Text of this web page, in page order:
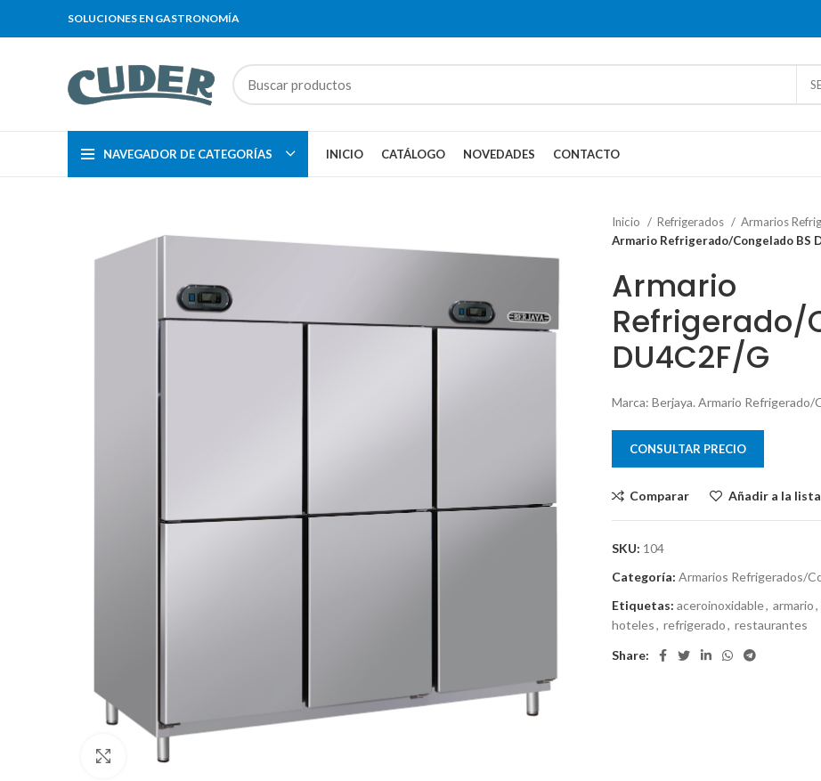
SOLUCIONES EN GASTRONOMÍA
NAVEGADOR DE CATEGORÍAS INICIO CATÁLOGO NOVEDADES CONTACTO
Clic para ampliar
Inicio Refrigerados
Armarios
Armario Refrigerado/Congelado BS
Armario
Refrigerado/
DU4C2F/G
Marca: Berjaya. Armario
CONSULTAR PRECIO
Comparar Añadir a la
SKU: 104
Categoría: Armarios Refrigerados/
Etiquetas: aceroinoxidable, armario,
hoteles, refrigerado, restaurantes
Share: